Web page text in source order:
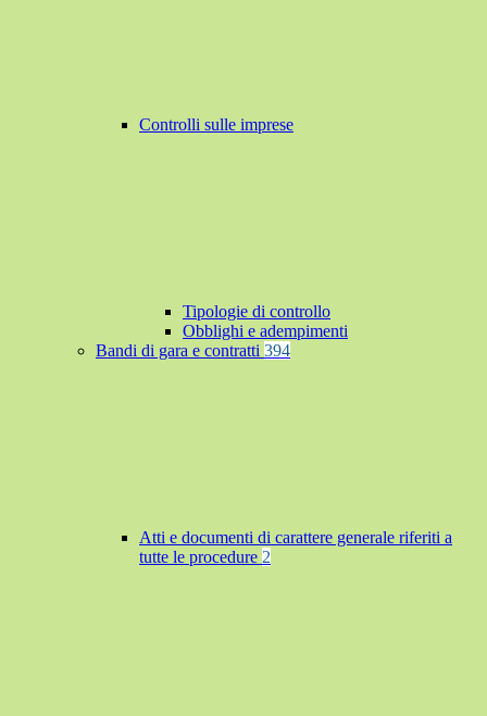
Controlli sulle imprese
Tipologie di controllo
Obblighi e adempimenti
Bandi di gara e contratti 394
Atti e documenti di carattere generale riferiti a
tutte le procedure 2